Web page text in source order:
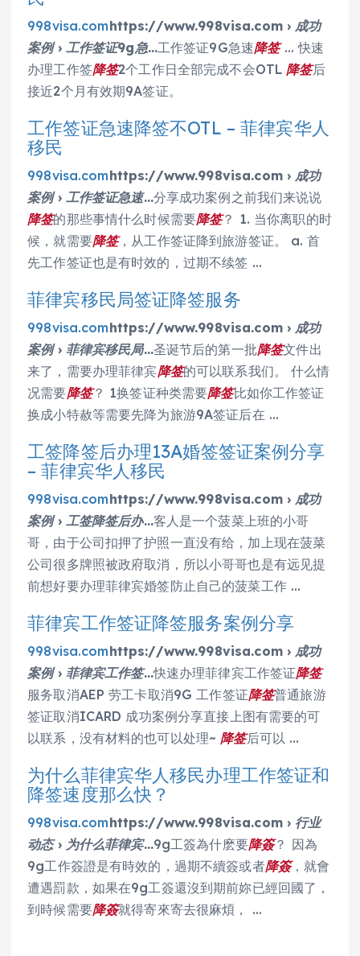
998visa.comhttps://www.998visa.com › 成功
案例 › 工作签证9g急…工作签证9G急速降签… 快速
办理工作签降签2个工作日全部完成不会OTL 降签后
接近2个月有效期9A签证。
工作签证急速降签不OTL – 菲律宾华人
移民
998visa.comhttps://www.998visa.com › 成功
案例 › 工作签证急速…分享成功案例之前我们来说说
降签的那些事情什么时候需要降签？ 1. 当你离职的时
候，就需要降签，从工作签证降到旅游签证。 a. 首
先工作签证也是有时效的，过期不续签 …
菲律宾移民局签证降签服务
998visa.comhttps://www.998visa.com › 成功
案例 › 菲律宾移民局…圣诞节后的第一批降签文件出
来了，需要办理菲律宾降签的可以联系我们。 什么情
况需要降签？ 1换签证种类需要降签比如你工作签证
换成小特赦等需要先降为旅游9A签证后在 …
工签降签后办理13A婚签签证案例分享
– 菲律宾华人移民
998visa.comhttps://www.998visa.com › 成功
案例 › 工签降签后办…客人是一个菠菜上班的小哥
哥，由于公司扣押了护照一直没有给，加上现在菠菜
公司很多牌照被政府取消，所以小哥哥也是有远见提
前想好要办理菲律宾婚签防止自己的菠菜工作 …
菲律宾工作签证降签服务案例分享
998visa.comhttps://www.998visa.com › 成功
案例 › 菲律宾工作签…快速办理菲律宾工作签证降签
服务取消AEP 劳工卡取消9G 工作签证降签普通旅游
签证取消ICARD 成功案例分享直接上图有需要的可
以联系，没有材料的也可以处理~ 降签后可以 …
为什么菲律宾华人移民办理工作签证和
降签速度那么快？
998visa.comhttps://www.998visa.com › 行业
动态 › 为什么菲律宾…9g工簽為什麽要降簽？ 因為
9g工作簽證是有時效的，過期不續簽或者降簽，就會
遭遇罰款，如果在9g工簽還沒到期前妳已經回國了，
到時候需要降簽就得寄來寄去很麻煩， …